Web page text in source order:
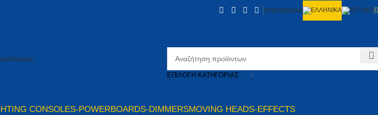
ΕΠΙΚΟΙΝΩΝΙΑ
ΕΠΙΛΟΓΉ ΚΑΤΗΓΟΡΊΑΣ
CONSOLES-POWERBOARDS-DIMMERSMOVING HEADS-EFFECTS